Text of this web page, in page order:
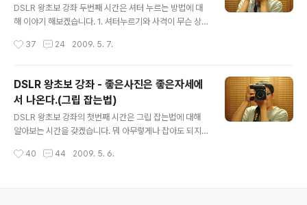
리가 나게되죠? 그 상태에서 완전히 셔터를 누르면 사진이
찍히게 되는 거구요.. 완전히 누르지 않고 유지하고 있으면
는 상황에선 초점이 맞춰진 상태가 계속 유지되므로, 반셔
DSLR 왕초보 강좌 두번째 시간은 셔터 누르는 방법에 대
해 이야기 해보겠습니다. 1. 셔터누르기와 사격이 무슨 상
에게 지겹도록 들었던 것은 방아쇠를 당길때 힘을 세게 주
가지로 힘을 빼고 무의식적으로 살짝 누르는 것입니다. (그
래서 셔터 누르는 순간을 슈팅이라고 하는걸지도..^^:) 2.
초보들의 실수. 셔터를 누를때 힘을 많이 준다. 셔터를 누를
때 힘을 많이 주게되면 당연히 바디가 흔들릴 수 밖에 없습
니다. 그 정도가 미미할 것 같지만, 셔터스피드가 확보되어
됩니다. 셔터스피드에 대한 이해가 부족한 상황에서 셔터
37 24 2009. 5. 7.
DSLR 왕초보 강좌 - 좋은사진은 좋은자세에
서 나온다.(그립 잡는법)
DSLR 왕초보 강좌의 첫번째 시간은 그립 잡는법에 대해
알아보는 시간을 갖겠습니다. 뭐 아무렇게나 잡아도 되지
즈를 달면 7-800그람 정도로 꽤 무겁기 때문에 안정된 자
40 44 2009. 5. 6.